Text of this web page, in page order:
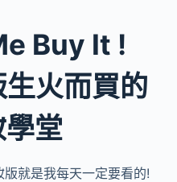
Buy It !
火而買的
學堂
就是我每天一定要看的!